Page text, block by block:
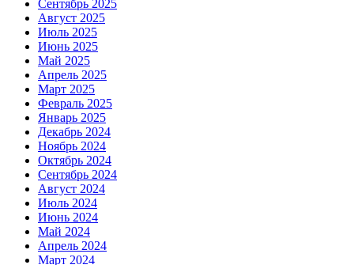
Сентябрь 2025
Август 2025
Июль 2025
Июнь 2025
Май 2025
Апрель 2025
Март 2025
Февраль 2025
Январь 2025
Декабрь 2024
Ноябрь 2024
Октябрь 2024
Сентябрь 2024
Август 2024
Июль 2024
Июнь 2024
Май 2024
Апрель 2024
Март 2024